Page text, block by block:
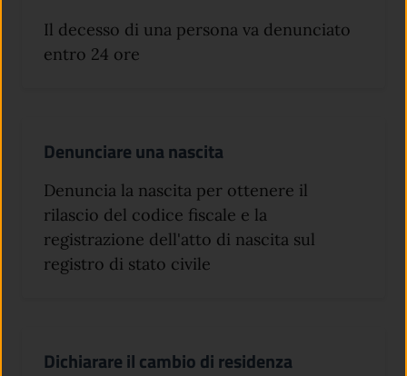
Il decesso di una persona va denunciato
entro 24 ore
Denunciare una nascita
Denuncia la nascita per ottenere il
rilascio del codice fiscale e la
registrazione dell'atto di nascita sul
registro di stato civile
Dichiarare il cambio di residenza